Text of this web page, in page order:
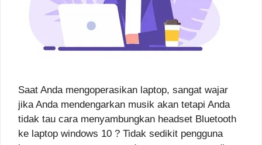
Saat Anda mengoperasikan laptop, sangat wajar
jika Anda mendengarkan musik akan tetapi Anda
tidak tau cara menyambungkan headset Bluetooth
ke laptop windows 10 ? Tidak sedikit pengguna